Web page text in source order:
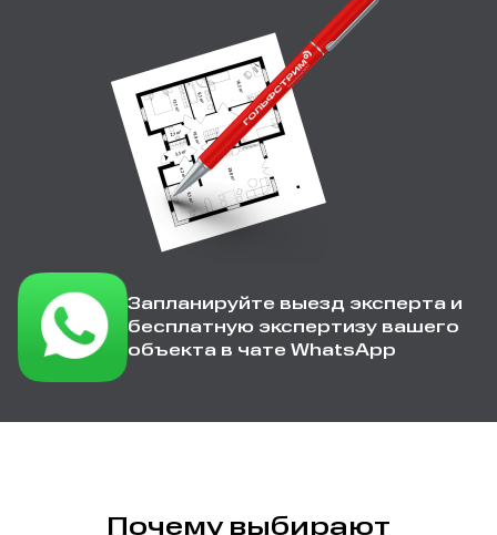
Запланируйте выезд эксперта и
бесплатную экспертизу вашего
объекта в чате WhatsApp
Почему выбирают